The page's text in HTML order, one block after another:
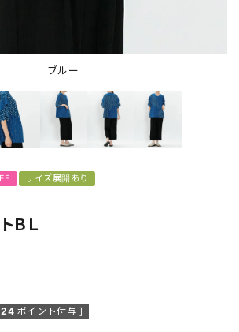
ブルー
サイズ展開あり
ＢＬ
24 ポイント付与 ]